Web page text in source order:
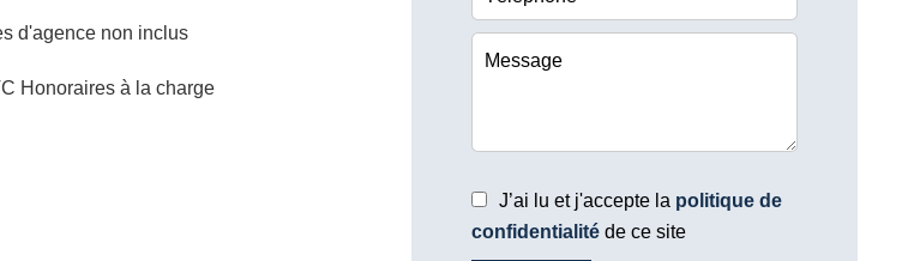
d'agence non inclus
Honoraires à la charge
J’ai lu et j'accepte la politique de
confidentialité de ce site